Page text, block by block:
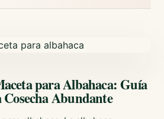
para Albahaca: Guía
Abundante